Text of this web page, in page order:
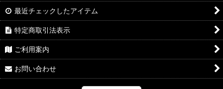
最近チェックしたアイテム
特定商取引法表示
ご利用案内
お問い合わせ